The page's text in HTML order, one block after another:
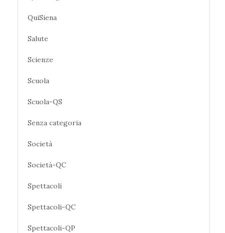
QuiSiena
Salute
Scienze
Scuola
Scuola-QS
Senza categoria
Società
Società-QC
Spettacoli
Spettacoli-QC
Spettacoli-QP